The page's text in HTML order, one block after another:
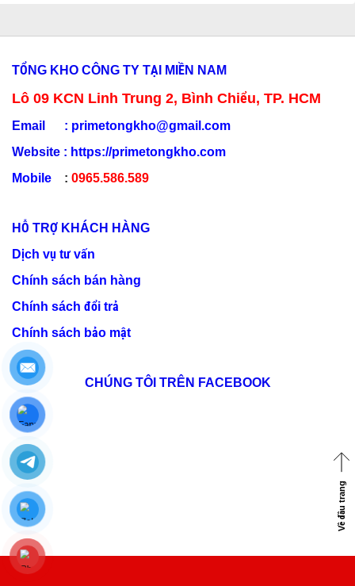
TỔNG KHO CÔNG TY TẠI MIỀN NAM
Lô 09 KCN Linh Trung 2, Bình Chiểu, TP. HCM
Email : primetongkho@gmail.com
Website : https://primetongkho.com
Mobile : 0965.586.589
HỖ TRỢ KHÁCH HÀNG
Dịch vụ tư vấn
Chính sách bán hàng
Chính sách đổi trả
Chính sách bảo mật
CHÚNG TÔI TRÊN FACEBOOK
Về đầu trang